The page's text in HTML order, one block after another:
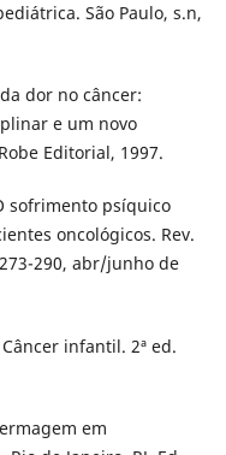
São Paulo, s.n,
dor no câncer:
e um novo
Editorial, 1997.
sofrimento psíquico
oncológicos. Rev.
290, abr/junho de
infantil. 2ª ed.
em